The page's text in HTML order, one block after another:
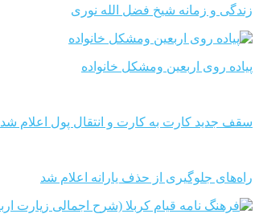
زندگی و زمانه شیخ فضل الله نوری
پیاده روی اربعین ومشکل خانواده
سقف جدید کارت به کارت و انتقال پول اعلام شد
راه‌های جلوگیری از حذف یارانه اعلام شد